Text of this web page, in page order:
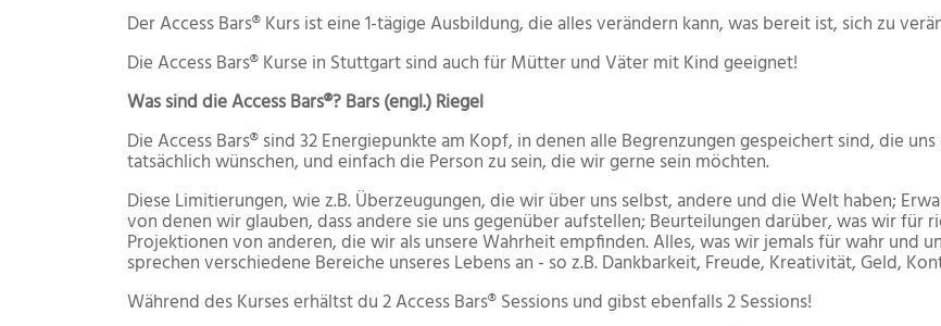
Der Access Bars® Kurs ist eine 1-tägige Ausbildung, die alles verändern kann, was bereit ist, sich zu
Die Access Bars® Kurse in Stuttgart sind auch für Mütter und Väter mit Kind geeignet!
Was sind die Access Bars®? Bars (engl.) Riegel
Die Access Bars® sind 32 Energiepunkte am Kopf, in denen alle Begrenzungen gespeichert sind, die
tatsächlich wünschen, und einfach die Person zu sein, die wir gerne sein möchten.
Diese Limitierungen, wie z.B. Überzeugungen, die wir über uns selbst, andere und die Welt haben;
von denen wir glauben, dass andere sie uns gegenüber aufstellen; Beurteilungen darüber, was wir
Projektionen von anderen, die wir als unsere Wahrheit empfinden. Alles, was wir jemals für wahr und
sprechen verschiedene Bereiche unseres Lebens an - so z.B. Dankbarkeit, Freude, Kreativität, Geld,
Während des Kurses erhältst du 2 Access Bars® Sessions und gibst ebenfalls 2 Sessions!